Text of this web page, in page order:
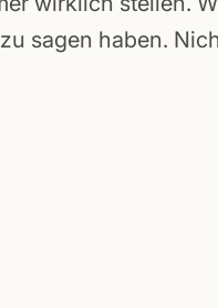
sagen haben.